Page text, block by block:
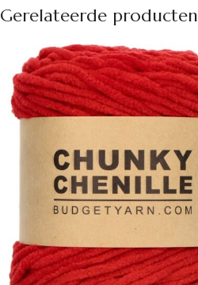
Gerelateerde producten